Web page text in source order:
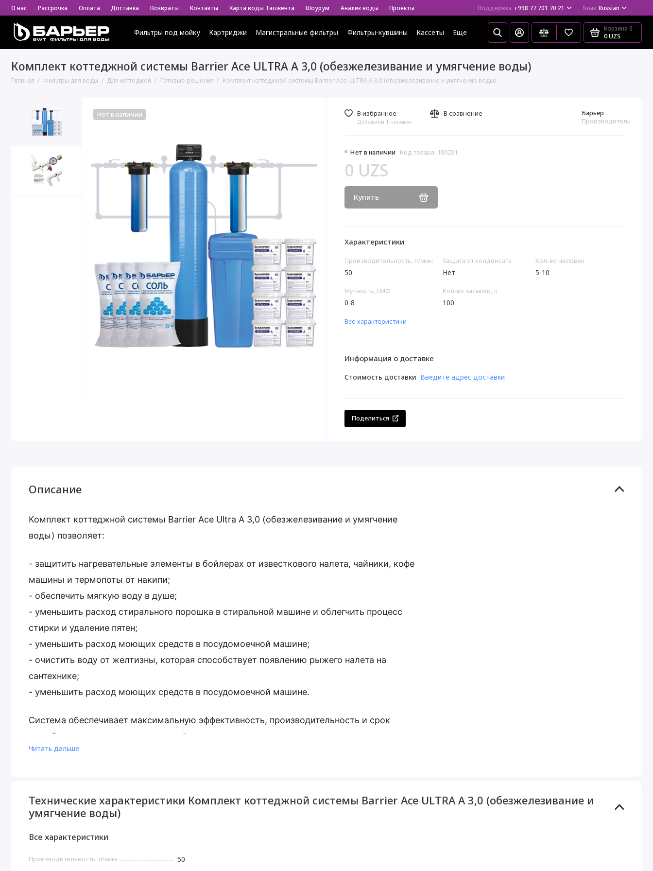
О нас Рассрочка Оплата Доставка Возвраты Контакты Карта воды Ташкента Шоурум Анализ воды Проекты Поддержка +998 77 701 70 21 Язык Russian
Фильтры под мойку Картриджи Магистральные фильтры Фильтры-кувшины Кассеты Еще Корзина 0
0 UZS
Комплект коттеджной системы Barrier Ace ULTRA А 3,0 (обезжелезивание и умягчение воды)
Главная Фильтры для воды Для коттеджей Готовые решения Комплект коттеджной системы Barrier Ace ULTRA А 3,0 (обезжелезивание и умягчение воды)
Нет в наличии
Нет в наличии Код товара: 100231
Барьер
Производитель
0 UZS
Купить
В избранное
Добавили 1 человек
В сравнение
Характеристики
Производительность, л/мин
50
Защита от конденсата
Нет
Кол-во человек
5-10
Мутность, ЕМФ
0-8
Кол-во засыпки, л
100
Все характеристики
Информация о доставке
Стоимость доставки Введите адрес доставки
Поделиться
Описание
Комплект коттеджной системы Barrier Ace Ultra А 3,0 (обезжелезивание и умягчение
воды) позволяет:
- защитить нагревательные элементы в бойлерах от известкового налета, чайники, кофе
машины и термопоты от накипи;
- обеспечить мягкую воду в душе;
- уменьшить расход стирального порошка в стиральной машине и облегчить процесс
стирки и удаление пятен;
- уменьшить расход моющих средств в посудомоечной машине;
- очистить воду от желтизны, которая способствует появлению рыжего налета на
сантехнике;
- уменьшить расход моющих средств в посудомоечной машине.
Система обеспечивает максимальную эффективность, производительность и срок
службы при показателях в исходной воде в указанном допуске:
- жесткости до 15 мг-экв/л;
Комплект коттеджной системы Barrier Ace Ultra А 3,0 фильтрует механические примеси
на стадии предфильтрации (защищая оборудование от повреждения и
посторонние запахи, улучшает вкус и запах воды (органолептические свойства) на
Читать дальше
Технические характеристики Комплект коттеджной системы Barrier Ace ULTRA А 3,0 (обезжелезивание и
умягчение воды)
Все характеристики
Производительность, л/мин 50